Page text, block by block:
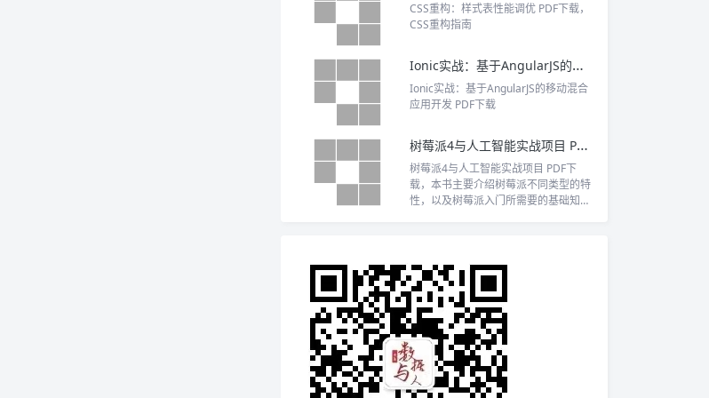
CSS重构：样式表性能调优 PDF下载，
CSS重构指南
Ionic实战：基于AngularJS的移动混合应用开发 PDF下载
Ionic实战：基于AngularJS的移动混合
应用开发 PDF下载
树莓派4与人工智能实战项目 PDF下载
树莓派4与人工智能实战项目 PDF下
载，本书主要介绍树莓派不同类型的特
性，以及树莓派入门所需要的基础知
作的内容；同时也为读者准备了一些树
莓派上常见的服务类型的搭建和配置，
包括树莓派推流服务器搭建的方法，常
见数据库MariaDB、PostgreSQL的安
装配置操作，MQTT服务器的搭建配
置，DHCP服务器的搭建配置等。